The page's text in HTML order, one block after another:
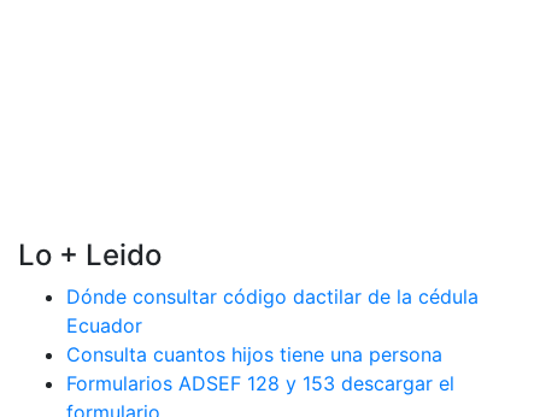
Lo + Leido
Dónde consultar código dactilar de la cédula
Ecuador
Consulta cuantos hijos tiene una persona
Formularios ADSEF 128 y 153 descargar el